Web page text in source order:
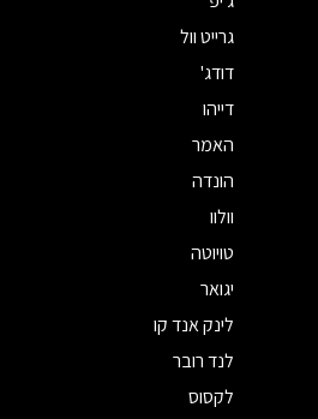
גרייט וול
דודג'
דייהו
האמר
הונדה
וולוו
טויוטה
יגואר
לינק אנד קו
לנד רובר
לקסוס